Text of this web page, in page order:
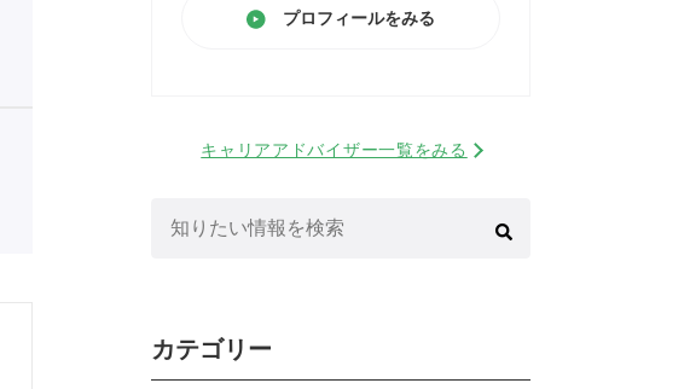
プロフィールをみる
キャリアアドバイザー一覧をみる
カテゴリー